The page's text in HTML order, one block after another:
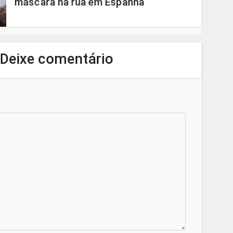
Deixe comentário